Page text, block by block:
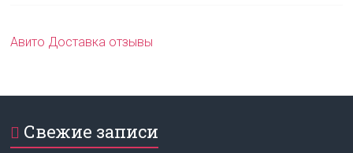
Авито Доставка отзывы
Свежие записи